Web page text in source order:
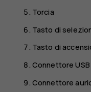
Torcia
Tasto di
Tasto di
Connettore USB
Connettore